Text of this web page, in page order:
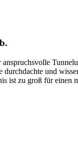
durchdachte und
ist zu groß für einen